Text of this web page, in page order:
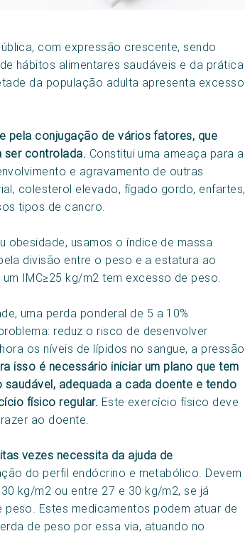
com expressão crescente, sendo
hábitos alimentares saudáveis e da prática
da população adulta apresenta excesso
pela conjugação de vários fatores, que
ser controlada. Constitui uma ameaça para a
e agravamento de outras
colesterol elevado, fígado gordo, enfartes,
tipos de cancro.
obesidade, usamos o índice de massa
divisão entre o peso e a estatura ao
IMC≥25 kg/m2 tem excesso de peso.
uma perda ponderal de 5 a 10%
reduz o risco de desenvolver
os níveis de lípidos no sangue, a pressão
isso é necessário iniciar um plano que tem
adequada a cada doente e tendo
físico regular. Este exercício físico deve
ao doente.
vezes necessita da ajuda de
do perfil endócrino e metabólico. Devem
kg/m2 ou entre 27 e 30 kg/m2, se já
Estes medicamentos podem atuar de
de peso por essa via, atuando no